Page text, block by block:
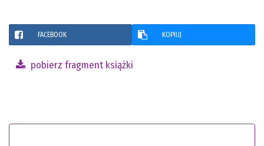
FACEBOOK KOPIUJ
pobierz fragment książki